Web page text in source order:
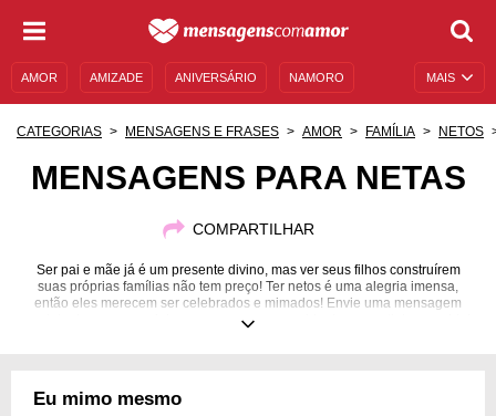
MAIS
AMOR AMIZADE ANIVERSÁRIO NAMORO
CATEGORIAS MENSAGENS E FRASES AMOR FAMÍLIA NETOS
MENSAGENS PARA NETAS
COMPARTILHAR
Ser pai e mãe já é um presente divino, mas ver seus filhos construírem
suas próprias famílias não tem preço! Ter netos é uma alegria imensa,
então eles merecem ser celebrados e mimados! Envie uma mensagem
repleta de amor e carinho para comemorar a vida da sua netinha querida!
Eu mimo mesmo